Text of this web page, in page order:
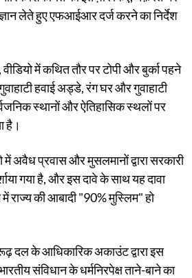
लेते हुए एफआईआर दर्ज करने का निर्देश
में कथित तौर पर टोपी और बुर्का पहने
हवाई अड्डे, रंग घर और गुवाहाटी
स्थानों और ऐतिहासिक स्थलों पर
है।
में अवैध प्रवास और मुसलमानों द्वारा सरकारी
गया है, और इस दावे के साथ यह दावा
में राज्य की आबादी "90% मुस्लिम" हो
दल के आधिकारिक अकाउंट द्वारा इस
संविधान के धर्मनिरपेक्ष ताने-बाने का